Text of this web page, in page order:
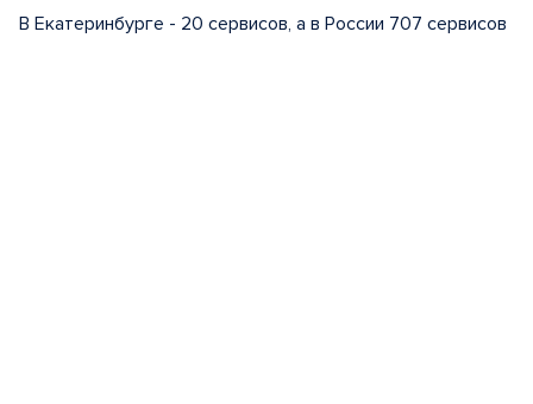
В Екатеринбурге - 20 сервисов, а в России 707 сервисов